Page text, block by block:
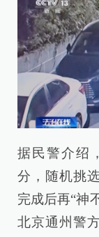
据民警介绍
分，随机挑
完成后再“神
北京通州警